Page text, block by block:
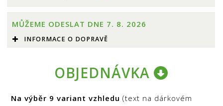
MŮŽEME ODESLAT DNE 7. 8. 2026
INFORMACE O DOPRAVĚ
OBJEDNÁVKA
Na výběr 9 variant vzhledu (text na dárkovém